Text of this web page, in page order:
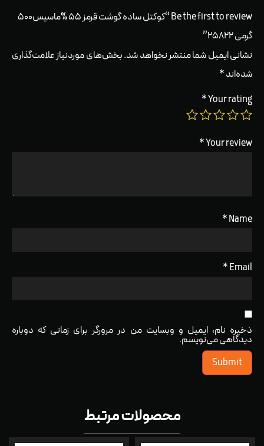
Be the first to review “کوکتل ساده گوشت قرمز ۵۵ %ماسیس۵۰۰
گرمی ۲۵۸۲۲”
نشانی ایمیل شما منتشر نخواهد شد.بخش‌های موردنیاز علامت‌گذاری
شده‌اند*
Your rating
*
Your review
*
Name
*
Email
*
ذخیره نام، ایمیل و وبسایت من در مرورگر برای زمانی که دوباره
دیدگاهی می‌نویسم.
محصولات مرتبط